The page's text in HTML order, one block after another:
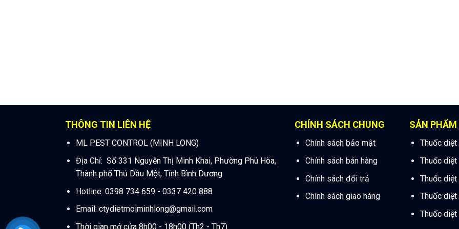
THÔNG TIN LIÊN HỆ
ML PEST CONTROL (MINH LONG)
Địa Chỉ: Số 331 Nguyễn Thị Minh Khai, Phường Phú Hòa,
Thành phố Thủ Dầu Một, Tỉnh Bình Dương
Hotline: 0398 734 659 - 0337 420 888
Email: ctydietmoiminhlong@gmail.com
Thời gian mở cửa 8h00 - 18h00 (Th2 - Th7)
CHÍNH SÁCH CHUNG
Chính sách bảo mật
Chính sách bán hàng
Chính sách đổi trả
Chính sách giao hàng
SẢN PHẨM
Thuốc
Thuốc diệt
Thuốc diệt
Thuốc diệt
Thuốc diệt